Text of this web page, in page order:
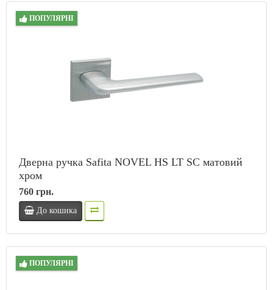
ПОПУЛЯРНІ
Дверна ручка Safita NOVEL HS LT SC матовий
хром
760 грн.
До кошика
ПОПУЛЯРНІ